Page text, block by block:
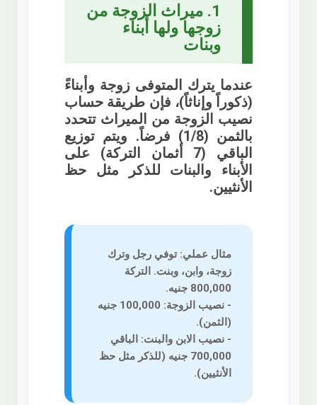
1. ميراث الزوجة من
زوجها ولها أبناء
وبنات
عندما يترك المتوفى زوجة وأبناءً
(ذكوراً وإناثاً)، فإنطريقة حساب
نصيب الزوجة من الميراث تتحدد
بالثمن (1/8) فرضاً. ويتم توزيع
الباقي (7 أثمان التركة) على
الأبناء والبنات للذكر مثل حظ
الأنثيين.
مثال عملي:توفي رجل وترك
زوجة، وابن، وبنت. التركة
800,000 جنيه.
- نصيب الزوجة: 100,000 جنيه
(الثمن).
- نصيب الابن والبنت: الباقي
700,000 جنيه (للذكر مثل حظ
الأنثيين).